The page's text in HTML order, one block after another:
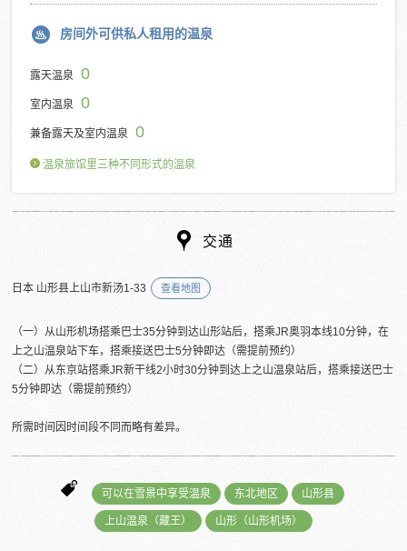
房间外可供私人租用的温泉
露天温泉 0
室内温泉 0
兼备露天及室内温泉 0
温泉旅馆里三种不同形式的温泉
交通
日本 山形县上山市新汤1-33 查看地图
（一）从山形机场搭乘巴士35分钟到达山形站后，搭乘JR奥羽本线10分钟，在
上之山温泉站下车，搭乘接送巴士5分钟即达（需提前预约）
（二）从东京站搭乘JR新干线2小时30分钟到达上之山温泉站后，搭乘接送巴士
5分钟即达（需提前预约）
所需时间因时间段不同而略有差异。
可以在雪景中享受温泉 东北地区 山形县
上山温泉（藏王） 山形（山形机场）